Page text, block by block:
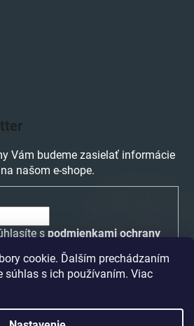
cookie. Ďalším prechádzaním
súhlas s ich používaním. Viac
Vám budeme zasielať informácie
našom e-shope.
s podmienkami ochrany